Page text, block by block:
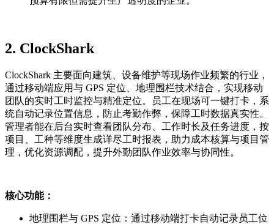
2. ClockShark
ClockShark 主要面向建筑、设备维护等现场作业频繁的行业，
通过移动端应用与 GPS 定位、地理围栏技术结合，实现移动
团队的实时工时监控与精准定位。员工在现场可一键打卡，系
统自动记录位置信息，防止考勤作弊，保障工时数据真实性。
管理者能在后台实时查看团队分布、工作时长及任务进度，按
项目、工种等维度生成详尽工时报表，助力成本核算与项目管
理，优化资源调配，提升外勤团队作业效率与协同性。
核心功能：
地理围栏与 GPS 定位：通过移动端打卡自动记录员工位